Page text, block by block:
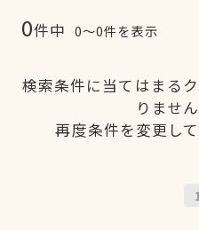
0件中 0〜0件を表示
検索条件に当てはまる
りませ
再度条件を変更し